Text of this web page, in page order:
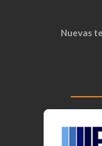
Nuevas